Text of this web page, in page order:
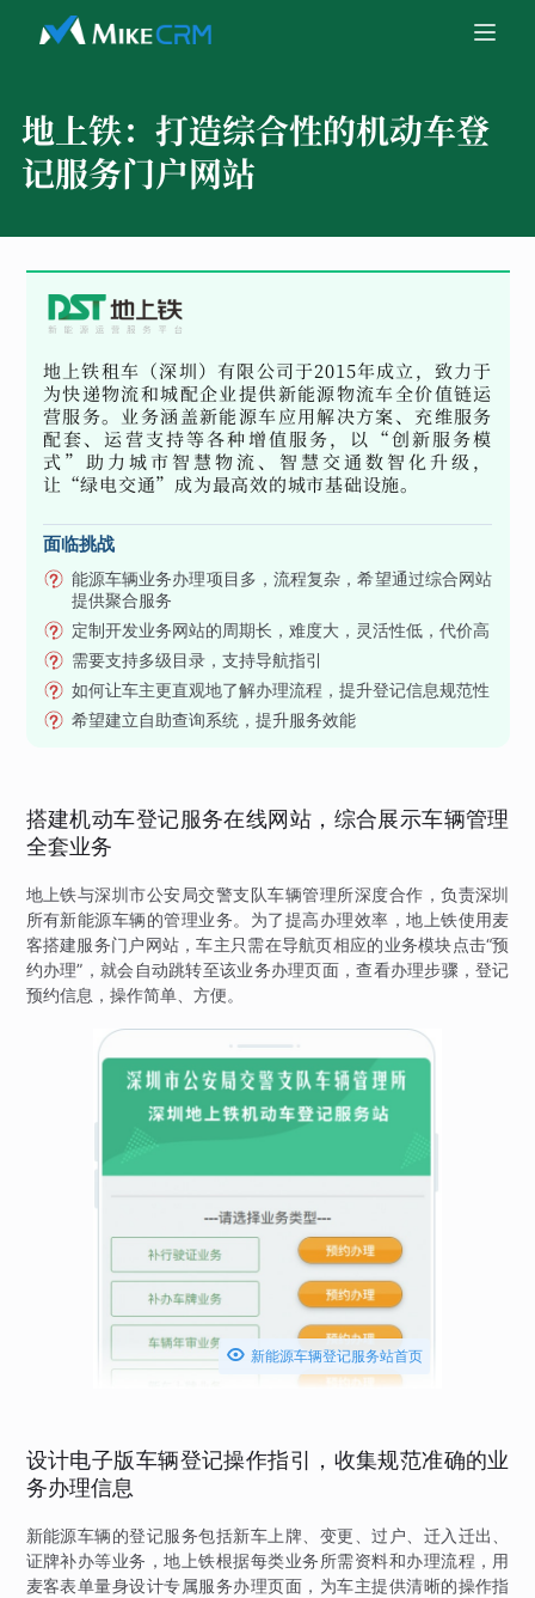
地上铁： 打造综合性的机动车登
记服务门户网站
地上铁租车（深圳）有限公司于2015年成立，致力于
为快递物流和城配企业提供新能源物流车全价值链运
营服务。业务涵盖新能源车应用解决方案、充维服务
配套、运营支持等各种增值服务，以“创新服务模
式”助力城市智慧物流、智慧交通数智化升级，
让“绿电交通”成为最高效的城市基础设施。
面临挑战
能源车辆业务办理项目多，流程复杂，希望通过综合网站
提供聚合服务
定制开发业务网站的周期长，难度大，灵活性低，代价高
需要支持多级目录，支持导航指引
如何让车主更直观地了解办理流程，提升登记信息规范性
希望建立自助查询系统，提升服务效能
搭建机动车登记服务在线网站，综合展示车辆管理
全套业务
地上铁与深圳市公安局交警支队车辆管理所深度合作，负责深圳
所有新能源车辆的管理业务。为了提高办理效率，地上铁使用麦
客搭建服务门户网站，车主只需在导航页相应的业务模块点击“预
约办理”，就会自动跳转至该业务办理页面，查看办理步骤，登记
预约信息，操作简单、方便。
 新能源车辆登记服务站首页
设计电子版车辆登记操作指引，收集规范准确的业
务办理信息
新能源车辆的登记服务包括新车上牌、变更、过户、迁入迁出、
证牌补办等业务，地上铁根据每类业务所需资料和办理流程，用
麦客表单量身设计专属服务办理页面，为车主提供清晰的操作指